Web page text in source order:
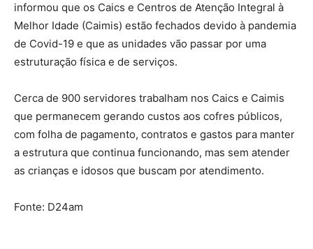
informou que os Caics e Centros de Atenção Integral à
Melhor Idade (Caimis) estão fechados devido à pandemia
de Covid-19 e que as unidades vão passar por uma
estruturação física e de serviços.
Cerca de 900 servidores trabalham nos Caics e Caimis
que permanecem gerando custos aos cofres públicos,
com folha de pagamento, contratos e gastos para manter
a estrutura que continua funcionando, mas sem atender
as crianças e idosos que buscam por atendimento.
Fonte: D24am